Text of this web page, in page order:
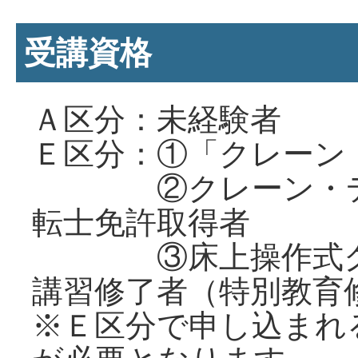
受講資格
Ａ区分：未経験者
Ｅ区分：①「クレーン
②クレーン・デリ
転士免許取得者
③床上操作式クレ
講習修了者（特別教育
※Ｅ区分で申し込まれ